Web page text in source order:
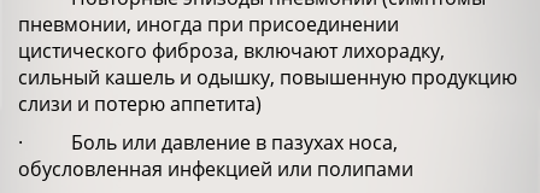
пневмонии, иногда при присоединении
цистического фиброза, включают лихорадку,
сильный кашель и одышку, повышенную продукцию
слизи и потерю аппетита)
· Боль или давление в пазухах носа,
обусловленная инфекцией или полипами